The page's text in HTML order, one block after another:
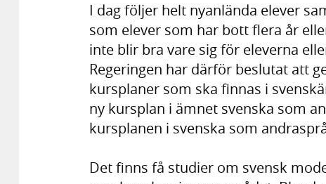
I dag följer helt nyanlända elever
som elever som har bott flera år
inte blir bra vare sig för eleverna
Regeringen har därför beslutat att
kursplaner som ska finnas i
ny kursplan i ämnet svenska som
kursplanen i svenska som
Det finns få studier om svensk